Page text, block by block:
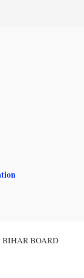
BIHAR BOARD